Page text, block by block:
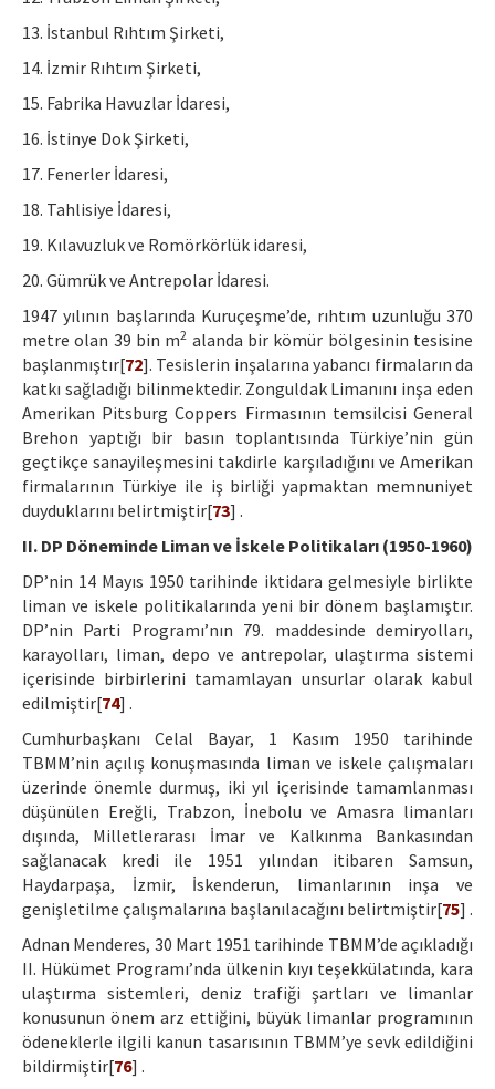
13. İstanbul Rıhtım Şirketi,
14. İzmir Rıhtım Şirketi,
15. Fabrika Havuzlar İdaresi,
16. İstinye Dok Şirketi,
17. Fenerler İdaresi,
18. Tahlisiye İdaresi,
19. Kılavuzluk ve Romörkörlük idaresi,
20. Gümrük ve Antrepolar İdaresi.
1947 yılının başlarında Kuruçeşme’de, rıhtım uzunluğu 370
metre olan 39 bin m2 alanda bir kömür bölgesinin tesisine
başlanmıştır[72]. Tesislerin inşalarına yabancı firmaların da
katkı sağladığı bilinmektedir. Zonguldak Limanını inşa eden
Amerikan Pitsburg Coppers Firmasının temsilcisi General
Brehon yaptığı bir basın toplantısında Türkiye’nin gün
geçtikçe sanayileşmesini takdirle karşıladığını ve Amerikan
firmalarının Türkiye ile iş birliği yapmaktan memnuniyet
duyduklarını belirtmiştir[73] .
II. DP Döneminde Liman ve İskele Politikaları (1950-1960)
DP’nin 14 Mayıs 1950 tarihinde iktidara gelmesiyle birlikte
liman ve iskele politikalarında yeni bir dönem başlamıştır.
DP’nin Parti Programı’nın 79. maddesinde demiryolları,
karayolları, liman, depo ve antrepolar, ulaştırma sistemi
içerisinde birbirlerini tamamlayan unsurlar olarak kabul
edilmiştir[74] .
Cumhurbaşkanı Celal Bayar, 1 Kasım 1950 tarihinde
TBMM’nin açılış konuşmasında liman ve iskele çalışmaları
üzerinde önemle durmuş, iki yıl içerisinde tamamlanması
düşünülen Ereğli, Trabzon, İnebolu ve Amasra limanları
dışında, Milletlerarası İmar ve Kalkınma Bankasından
sağlanacak kredi ile 1951 yılından itibaren Samsun,
Haydarpaşa, İzmir, İskenderun, limanlarının inşa ve
genişletilme çalışmalarına başlanılacağını belirtmiştir[75] .
Adnan Menderes, 30 Mart 1951 tarihinde TBMM’de açıkladığı
II. Hükümet Programı’nda ülkenin kıyı teşekkülatında, kara
ulaştırma sistemleri, deniz trafiği şartları ve limanlar
konusunun önem arz ettiğini, büyük limanlar programının
ödeneklerle ilgili kanun tasarısının TBMM’ye sevk edildiğini
bildirmiştir[76] .